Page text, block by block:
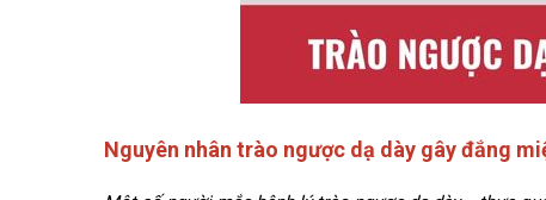
Nguyên nhân trào ngược dạ dày gây đắng